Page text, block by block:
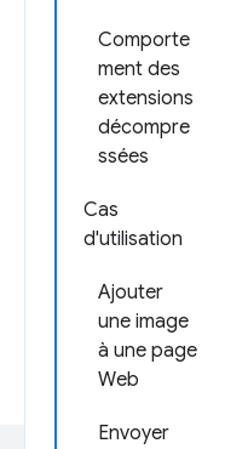
Comporte
ment des
extensions
décompre
ssées
Cas
d'utilisation
Ajouter
une image
à une page
Web
Envoyer